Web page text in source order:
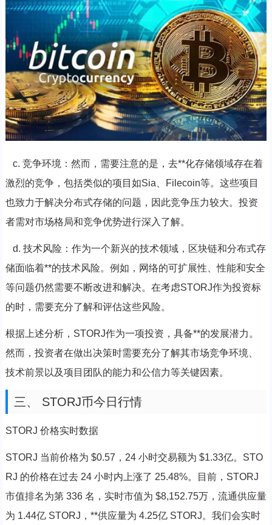
c. 竞争环境：然而，需要注意的是，去**化存储领域存在着
激烈的竞争，包括类似的项目如Sia、Filecoin等。这些项目
也致力于解决分布式存储的问题，因此竞争压力较大。投资
者需对市场格局和竞争优势进行深入了解。
d. 技术风险：作为一个新兴的技术领域，区块链和分布式存
储面临着**的技术风险。例如，网络的可扩展性、性能和安全
等问题仍然需要不断改进和解决。在考虑STORJ作为投资标
的时，需要充分了解和评估这些风险。
根据上述分析，STORJ作为一项投资，具备**的发展潜力。
然而，投资者在做出决策时需要充分了解其市场竞争环境、
技术前景以及项目团队的能力和公信力等关键因素。
三、 STORJ币今日行情
STORJ 价格实时数据
STORJ 当前价格为 $0.57，24 小时交易额为 $1.33亿。STO
RJ 的价格在过去 24 小时内上涨了 25.48%。目前，STORJ
市值排名为第 336 名，实时市值为 $8,152.75万，流通供应量
为 1.44亿 STORJ，**供应量为 4.25亿 STORJ。我们会实时